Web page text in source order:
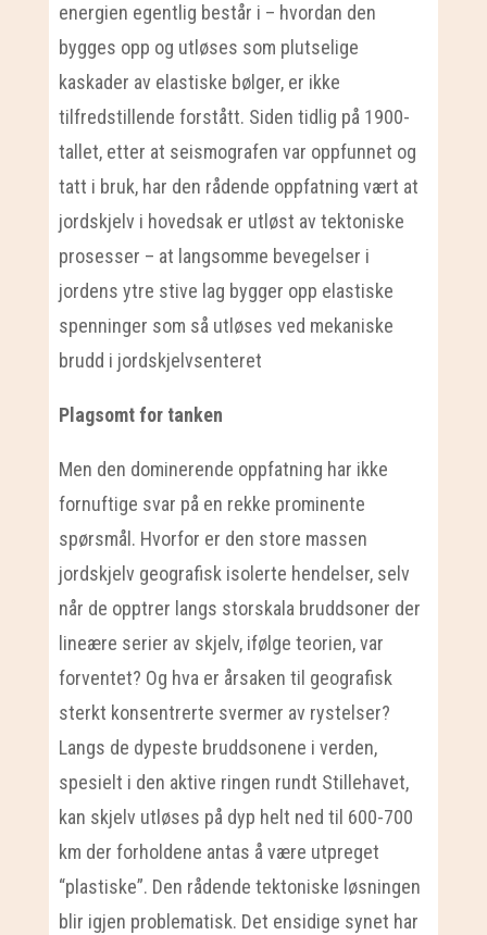
energien egentlig består i – hvordan den
bygges opp og utløses som plutselige
kaskader av elastiske bølger, er ikke
tilfredstillende forstått. Siden tidlig på 1900-
tallet, etter at seismografen var oppfunnet og
tatt i bruk, har den rådende oppfatning vært at
jordskjelv i hovedsak er utløst av tektoniske
prosesser – at langsomme bevegelser i
jordens ytre stive lag bygger opp elastiske
spenninger som så utløses ved mekaniske
brudd i jordskjelvsenteret
Plagsomt for tanken
Men den dominerende oppfatning har ikke
fornuftige svar på en rekke prominente
spørsmål. Hvorfor er den store massen
jordskjelv geografisk isolerte hendelser, selv
når de opptrer langs storskala bruddsoner der
lineære serier av skjelv, ifølge teorien, var
forventet? Og hva er årsaken til geografisk
sterkt konsentrerte svermer av rystelser?
Langs de dypeste bruddsonene i verden,
spesielt i den aktive ringen rundt Stillehavet,
kan skjelv utløses på dyp helt ned til 600-700
km der forholdene antas å være utpreget
“plastiske”. Den rådende tektoniske løsningen
blir igjen problematisk. Det ensidige synet har